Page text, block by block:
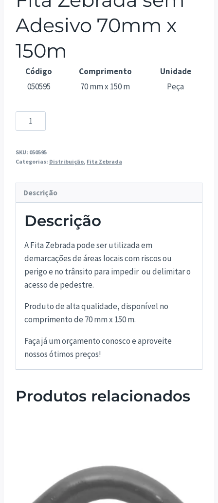
Adesivo 70mm x
150m
Código Comprimento
Unidade
050595
70 mm x 150 m Peça
Zebrada
Adesivo
x
150m
SKU: 050595
Categorias: Distribuição, Fita Zebrada
Descrição
Descrição
A Fita Zebrada pode ser utilizada em
demarcações de áreas locais com riscos ou
perigo e no trânsito para impedir ou delimitar o
acesso de pedestre.
Produto de alta qualidade, disponível no
comprimento de 70 mm x 150 m.
Faça já um orçamento conosco e aproveite
nossos ótimos preços!
Produtos relacionados